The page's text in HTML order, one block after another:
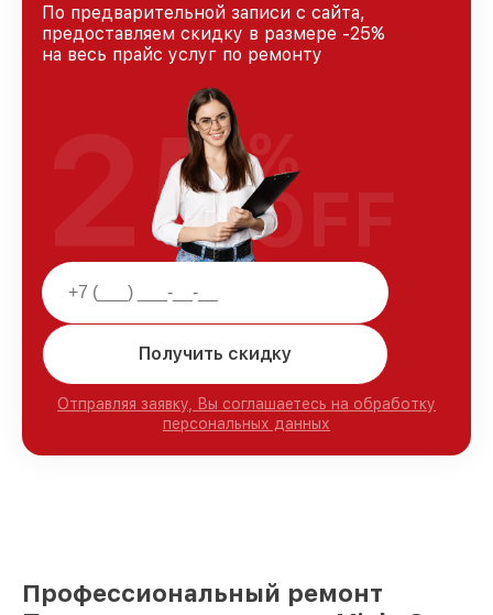
По предварительной записи с сайта,
предоставляем скидку в размере -25%
на весь прайс услуг по ремонту
Получить скидку
Отправляя заявку, Вы соглашаетесь на обработку
персональных данных
25%
OFF
Профессиональный ремонт